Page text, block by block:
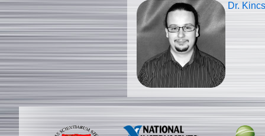
Dr.